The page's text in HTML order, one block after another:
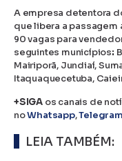
A empresa detentora
que libera a passagem
90 vagas para
seguintes municípios:
Mairiporã, Jundiaí,
Itaquaquecetuba,
+SIGA os canais de
noWhatsapp,Telegram
LEIA TAMBÉM: